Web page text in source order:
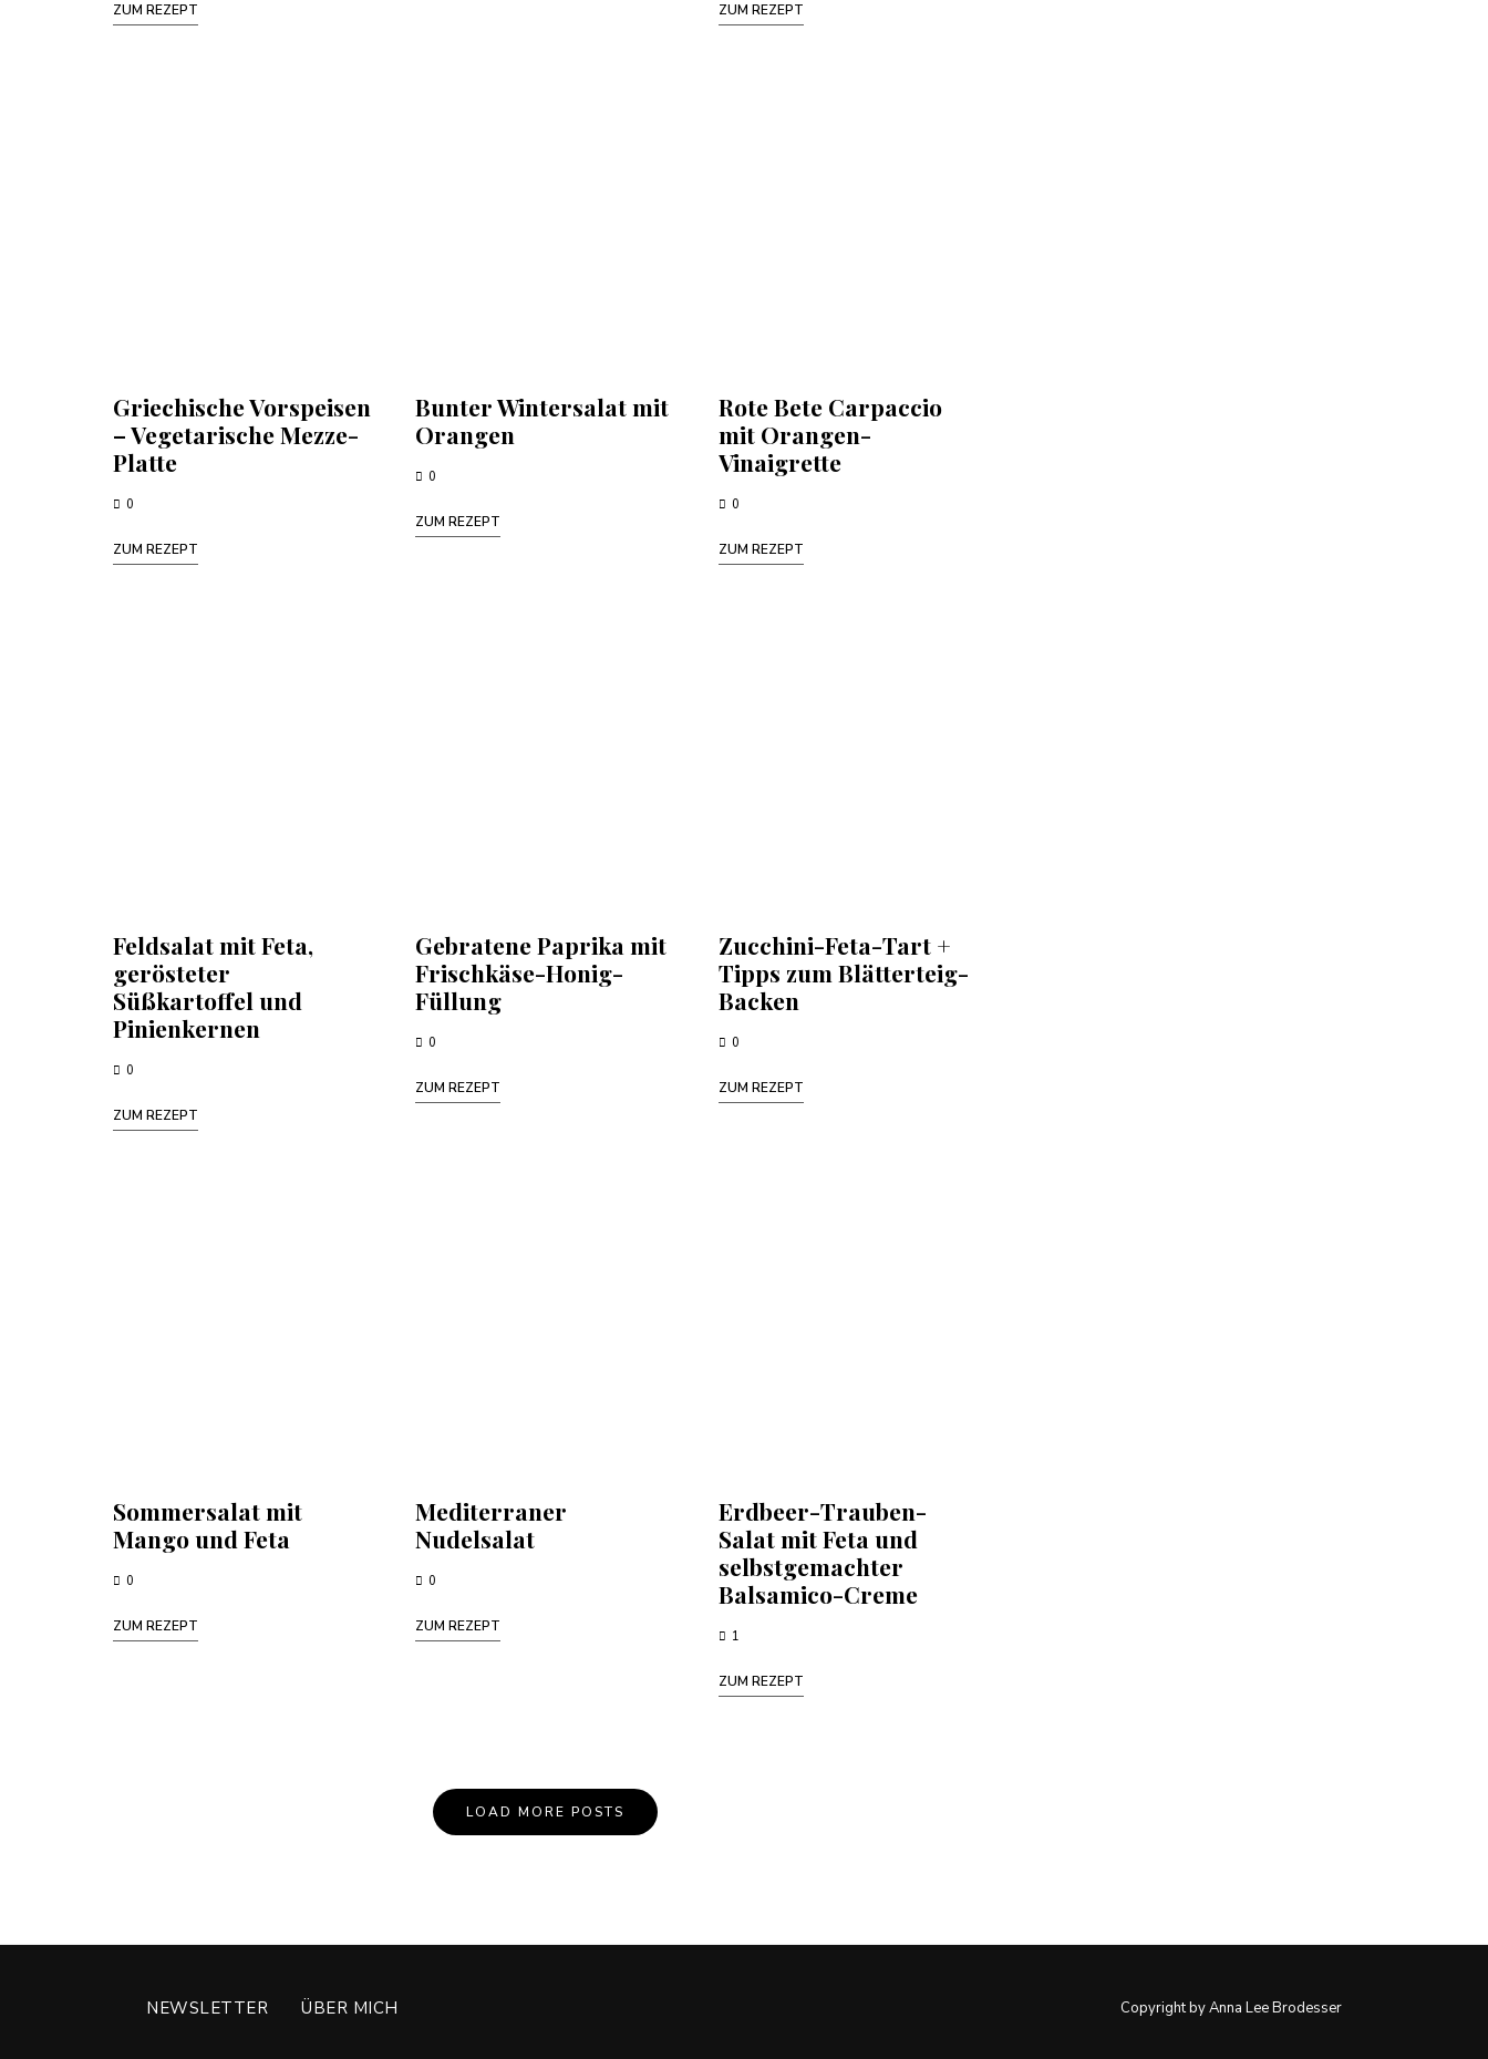
ZUM REZEPT ZUM REZEPT
Griechische Vorspeisen
– Vegetarische Mezze-
Platte
0
ZUM REZEPT
Bunter Wintersalat mit
Orangen
0
ZUM REZEPT
Rote Bete Carpaccio
mit Orangen-
Vinaigrette
0
ZUM REZEPT
Feldsalat mit Feta,
gerösteter
Süßkartoffel und
Pinienkernen
0
ZUM REZEPT
Gebratene Paprika mit
Frischkäse-Honig-
Füllung
0
ZUM REZEPT
Zucchini-Feta-Tart +
Tipps zum Blätterteig-
Backen
0
ZUM REZEPT
Sommersalat mit
Mango und Feta
0
ZUM REZEPT
Mediterraner
Nudelsalat
0
ZUM REZEPT
Erdbeer-Trauben-
Salat mit Feta und
selbstgemachter
Balsamico-Creme
1
ZUM REZEPT
LOAD MORE POSTS
NEWSLETTER ÜBER MICH Copyright by Anna Lee Brodesser